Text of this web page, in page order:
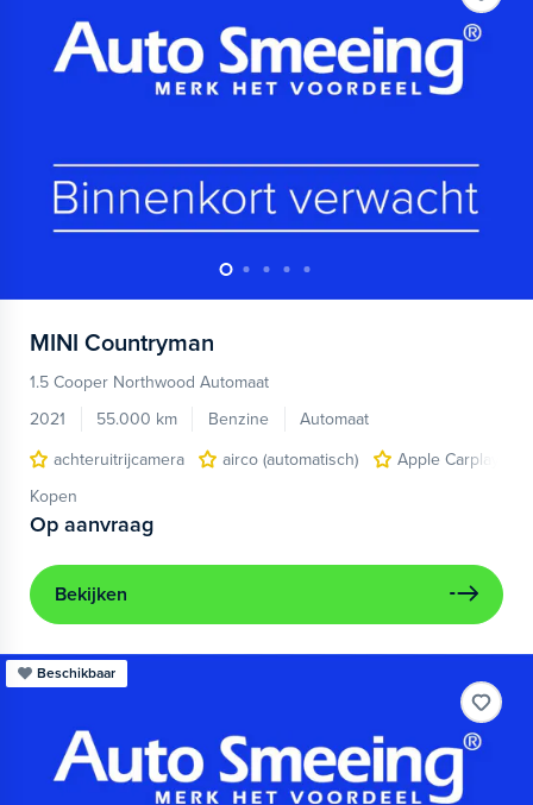
MINI Countryman
1.5 Cooper Northwood Automaat
2021
55.000 km Benzine
Automaat
achteruitrijcamera
airco (automatisch)
Apple Carplay/
Kopen
Op aanvraag
Bekijken
Beschikbaar